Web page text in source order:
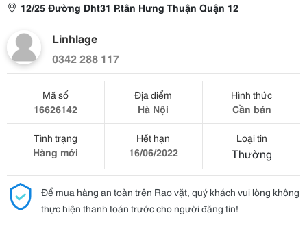
12/25 Đường Dht31 P.tân Hưng Thuận Quận 12
Linhlage
0342 288 117
Mã số
16626142
Địa điểm
Hà Nội
Hình thức
Cần bán
Tình trạng
Hàng mới
Hết hạn
16/06/2022
Loại tin
Thường
Để mua hàng an toàn trên Rao vặt, quý khách vui lòng không
thực hiện thanh toán trước cho người đăng tin!